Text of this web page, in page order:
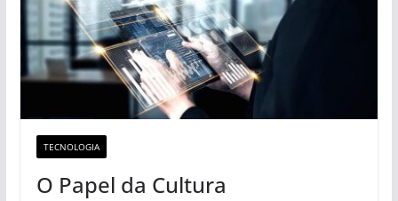
TECNOLOGIA
O Papel da Cultura